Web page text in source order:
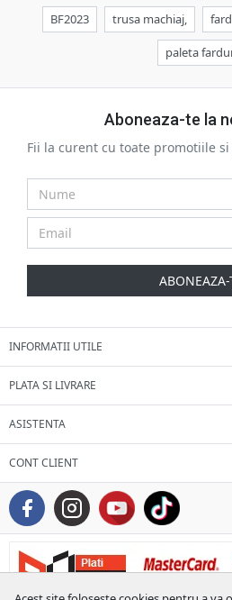
BF2023 trusa machiaj,
paleta
Aboneaza-te la
Fii la curent cu toate promotiile
ABONEAZA-
INFORMATII UTILE
PLATA SI LIVRARE
ASISTENTA
CONT CLIENT